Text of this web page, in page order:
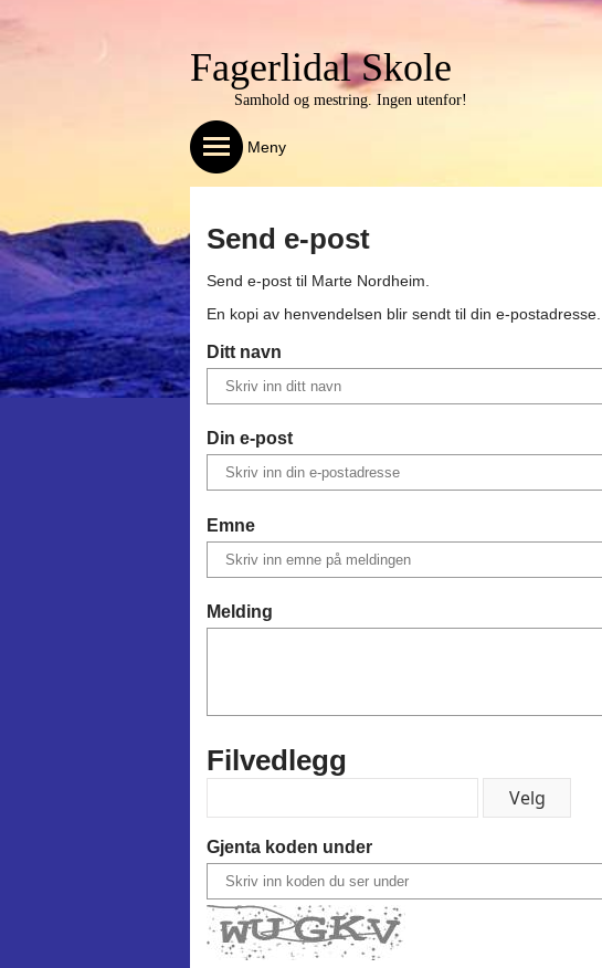
Fagerlidal Skole
Samhold og mestring. Ingen utenfor!
Meny
Send e-post
Send e-post til Marte Nordheim.
En kopi av henvendelsen blir sendt til din e-postadresse.
Ditt navn
Din e-post
Emne
Melding
Filvedlegg
Gjenta koden under